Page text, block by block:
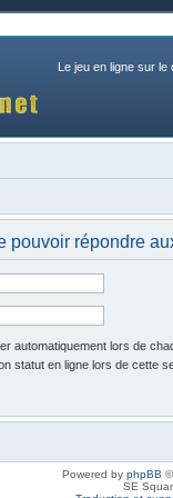
Le jeu en ligne sur le
pouvoir répondre
automatiquement lors de
statut en ligne lors de cette
Powered by phpBB
SE